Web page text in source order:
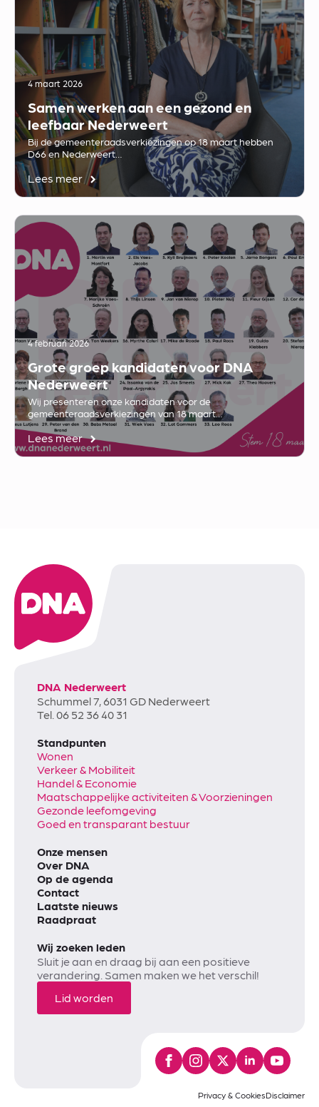
Samen werken aan een gezond en
leefbaar Nederweert
4 maart 2026
Bij de gemeenteraadsverkiezingen op 18 maart hebben
D66 en Nederweert…
Lees meer
Grote groep kandidaten voor DNA
Nederweert
4 februari 2026
Wij presenteren onze kandidaten voor de
gemeenteraadsverkiezingen van 18 maart…
Lees meer
DNA Nederweert
Schummel 7, 6031 GD Nederweert
Tel. 06 52 36 40 31
Standpunten
Wonen
Verkeer & Mobiliteit
Handel & Economie
Maatschappelijke activiteiten & Voorzieningen
Gezonde leefomgeving
Goed en transparant bestuur
Onze mensen
Over DNA
Op de agenda
Contact
Laatste nieuws
Raadpraat
Wij zoeken leden
Sluit je aan en draag bij aan een positieve
verandering. Samen maken we het verschil!
Lid worden
Privacy & CookiesDisclaimer